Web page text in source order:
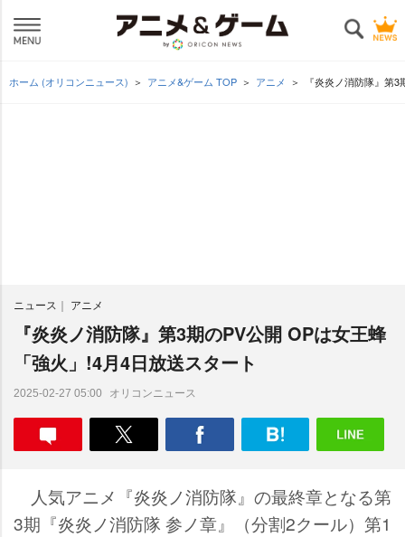
ホーム (オリコンニュース) アニメ&ゲーム TOP アニメ 『炎炎ノ消防隊』第
ニュース アニメ
『炎炎ノ消防隊』第3期のPV公開 OPは女王蜂
「強火」!4月4日放送スタート
2025-02-27 05:00 オリコンニュース
人気アニメ『炎炎ノ消防隊』の最終章となる第
3期『炎炎ノ消防隊 参ノ章』（分割2クール）第1